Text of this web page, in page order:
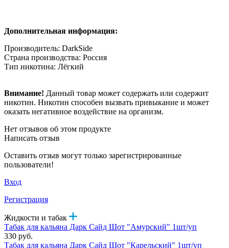
Дополнительная информация:
Производитель: DarkSide
Страна производства: Россия
Тип никотина: Лёгкий
Внимание! Данный товар может содержать или содержит
никотин. Никотин способен вызвать привыкание и может
оказать негативное воздействие на организм.
Нет отзывов об этом продукте
Написать отзыв
Оставить отзыв могут только зарегистрированные
пользователи!
Вход
Регистрация
Жидкости и табак
Табак для кальяна Дарк Сайд Шот "Амурский" 1шт/уп
330 руб.
Табак для кальяна Дарк Сайд Шот "Карельский" 1шт/уп